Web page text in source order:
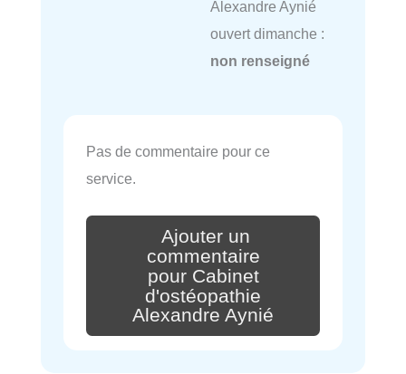
Alexandre Aynié
ouvert dimanche :
non renseigné
Pas de commentaire pour ce
service.
Ajouter un
commentaire
pour Cabinet
d'ostéopathie
Alexandre Aynié